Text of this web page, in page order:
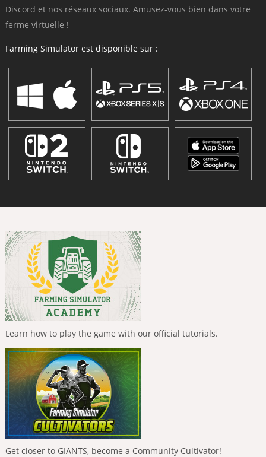
Discord et nos réseaux sociaux. Amusez-vous bien dans votre
ferme virtuelle !
Farming Simulator est disponible sur :
Learn how to play the game with our official tutorials.
Get closer to GIANTS, become a Community Cultivator!